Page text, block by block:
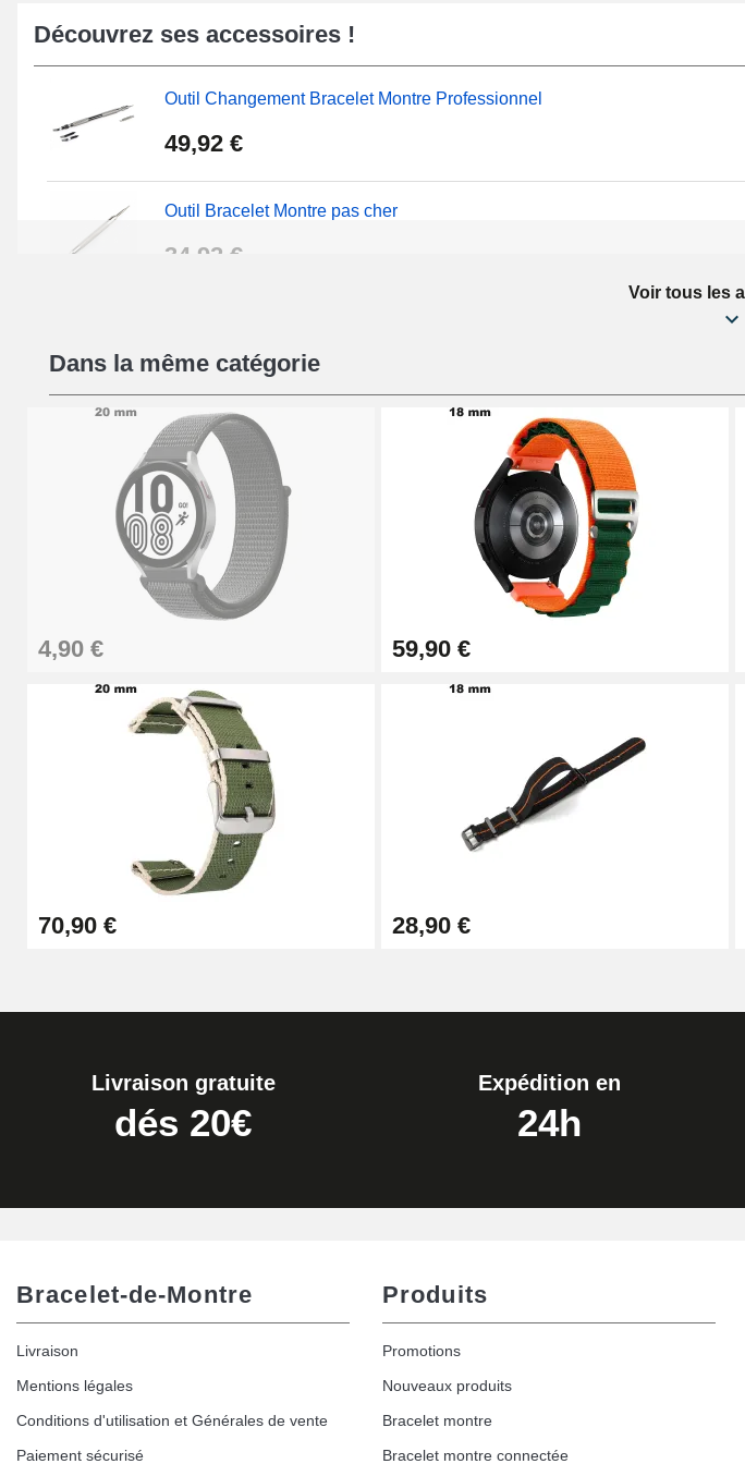
outil bracelet montre pas cher. Étant équipé d'un fermoir ardillon, ce modèle de
bracelet montre est réalisé au moyen de nylon. Il est possible d'apprécier tous
les types de fermoirs en option ou au sein de notre sous-catégorie
ardillonsur notre boutique de bracelet de montre.
Découvrez ses accessoires !
Outil Changement Bracelet Montre Professionnel
49,92 €
Outil Bracelet Montre pas cher
34,92 €
16,90 €
Pied à Coulisse Numérique
9,90 €
Kit Horlogerie Débutant
26,90 €
Boîte Pompe Bracelet Montre - Diamètre 1,50 mm - 8 à 25 mm
14,08 €
Boîte Pompe pour Bracelet Montre - Diamètre 1,80 mm - 8 à 25 mm
19,90 €
Extracteur de Bracelet de Montre Facile
Voir tous les
Dans la même catégorie
4,90 € 59,90 €
70,90 € 28,90 €
Livraison gratuite
dés 20€
Expédition en
24h
Bracelet-de-Montre
Livraison
Mentions légales
Conditions d'utilisation et Générales de vente
Paiement sécurisé
Produits
Promotions
Nouveaux produits
Bracelet montre
Bracelet montre connectée